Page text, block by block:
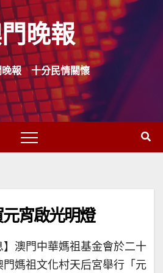
晚報
晚報 十分民情關懷
宵啟光明燈
】澳門中華媽祖基金會於二十
媽祖文化村天后宮舉行「元